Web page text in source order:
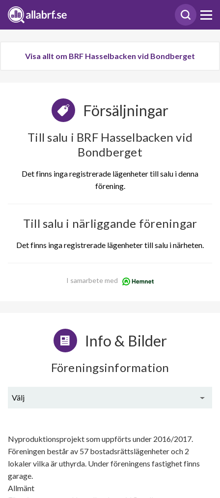
Visa allt om BRF Hasselbacken vid Bondberget
Försäljningar
Till salu i BRF Hasselbacken vid
Bondberget
Det finns inga registrerade lägenheter till salu i denna
förening.
Till salu i närliggande föreningar
Det finns inga registrerade lägenheter till salu i närheten.
I samarbete med
Info & Bilder
Föreningsinformation
Välj
Nyproduktionsprojekt som uppförts under 2016/2017.
Föreningen består av 57 bostadsrättslägenheter och 2
lokaler vilka är uthyrda. Under föreningens fastighet finns
garage.
Allmänt